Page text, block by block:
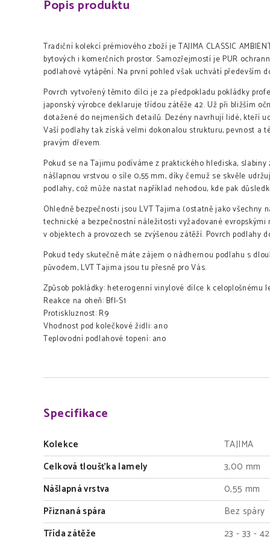
Popis produktu
Tradiční kolekcí prémiového zboží je TAJIMA CLASSIC
bytových i komerčních prostor. Samozřejmostí je PUR
podlahové vytápění. Na první pohled však uchvátí především
Povrch vytvořený těmito dílci je za předpokladu pokládky
japonský výrobce deklaruje třídou zátěže 42. Už při bližším
dotažené do nejmenších detailů. Dezény navrhují lidé, kteří
Vaší podlahy tak získá velmi dokonalou strukturu, pevnost a
pravým dřevem.
Pokud se na Tajimu podíváme z praktického hlediska,
nášlapnou vrstvou o síle 0,55 mm, díky čemuž se skvěle
podlahy, což může nastat například nehodou, kde pak
Ohledně bezpečnosti jsou LVT Tajima (ostatně jako všechny
technické a bezpečnostní náležitosti vyžadované
v objektech a provozech se zvýšenou zátěží. Povrch podlahy
Pokud tedy skutečně máte zájem o nádhernou podlahu s
původem, LVT Tajima jsou tu přesně pro Vás.
Způsob pokládky: heterogenní vinylové dílce k celoplošnému
Reakce na oheň: Bfl-S1
Protiskluznost: R9
Vhodnost pod kolečkové židli: ano
Teplovodní podlahové topení: ano
Specifikace
Kolekce
TAJIMA
Celková tloušťka lamely
3,00 mm
Nášlapná vrstva
0,55 mm
Přiznaná spára
Bez spáry
Třída zátěže
23 - 33 - 42